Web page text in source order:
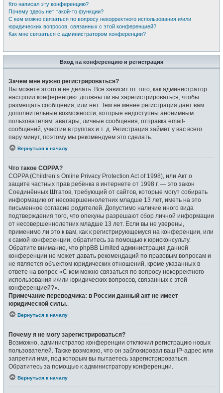
Кто написал эту конференцию?
Почему здесь нет такой-то функции?
С кем можно связаться по вопросу некорректного использования и/или
юридических вопросов, связанных с этой конференцией?
Как мне связаться с администратором конференции?
Вход на конференцию и регистрация
Зачем мне нужно регистрироваться?
Вы можете этого и не делать. Всё зависит от того, как администратор
настроил конференцию: должны ли вы зарегистрироваться, чтобы
размещать сообщения, или нет. Тем не менее регистрация даёт вам
дополнительные возможности, которые недоступны анонимным
пользователям: аватары, личные сообщения, отправка email-
сообщений, участие в группах и т. д. Регистрация займёт у вас всего
пару минут, поэтому мы рекомендуем это сделать.
Вернуться к началу
Что такое COPPA?
COPPA (Children’s Online Privacy Protection Act of 1998), или Акт о
защите частных прав ребёнка в интернете от 1998 г. — это закон
Соединённых Штатов, требующий от сайтов, которые могут собирать
информацию от несовершеннолетних младше 13 лет, иметь на это
письменное согласие родителей. Допустимо наличие иного вида
подтверждения того, что опекуны разрешают сбор личной информации
от несовершеннолетних младше 13 лет. Если вы не уверены,
применимо ли это к вам, как к регистрирующемуся на конференции, или
к самой конференции, обратитесь за помощью к юрисконсульту.
Обратите внимание, что phpBB Limited администрация данной
конференции не может давать рекомендаций по правовым вопросам и
не является объектом юридических отношений, кроме указанных в
ответе на вопрос «С кем можно связаться по вопросу некорректного
использования и/или юридических вопросов, связанных с этой
конференцией?».
Примечание переводчика: в России данный акт не имеет
юридической силы.
Вернуться к началу
Почему я не могу зарегистрироваться?
Возможно, администратор конференции отключил регистрацию новых
пользователей. Также возможно, что он заблокировал ваш IP-адрес или
запретил имя, под которым вы пытаетесь зарегистрироваться.
Обратитесь за помощью к администратору конференции.
Вернуться к началу